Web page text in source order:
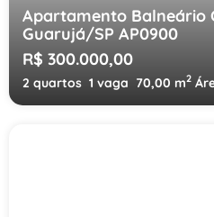
Apartamento Balneário
Guarujá/SP AP0900
R$ 300.000,00
2 quartos 1 vaga 70,00 m2